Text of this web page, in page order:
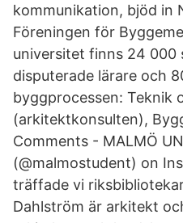
kommunikation, bjöd in
Föreningen för
universitet finns 24 000
disputerade lärare och
byggprocessen: Teknik
(arkitektkonsulten),
Comments - MALMÖ
(@malmostudent) on
träffade vi
Dahlström är arkitekt